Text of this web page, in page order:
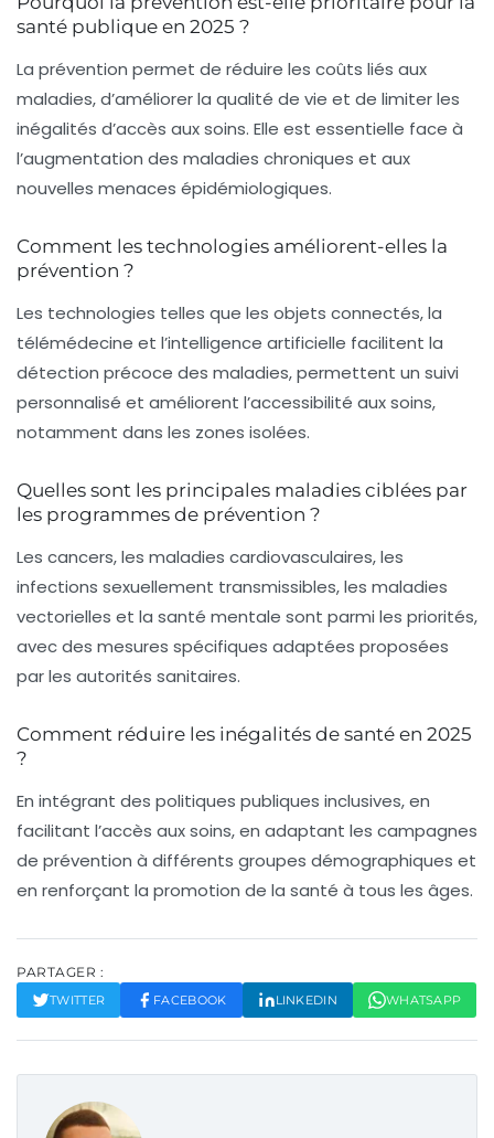
santé publique en 2025 ?
La prévention permet de réduire les coûts liés aux
maladies, d’améliorer la qualité de vie et de limiter les
inégalités d’accès aux soins. Elle est essentielle face à
l’augmentation des maladies chroniques et aux
nouvelles menaces épidémiologiques.
Comment les technologies améliorent-elles la
prévention ?
Les technologies telles que les objets connectés, la
télémédecine et l’intelligence artificielle facilitent la
détection précoce des maladies, permettent un suivi
personnalisé et améliorent l’accessibilité aux soins,
notamment dans les zones isolées.
Quelles sont les principales maladies ciblées par
les programmes de prévention ?
Les cancers, les maladies cardiovasculaires, les
infections sexuellement transmissibles, les maladies
vectorielles et la santé mentale sont parmi les priorités,
avec des mesures spécifiques adaptées proposées
par les autorités sanitaires.
Comment réduire les inégalités de santé en 2025
?
En intégrant des politiques publiques inclusives, en
facilitant l’accès aux soins, en adaptant les campagnes
de prévention à différents groupes démographiques et
en renforçant la promotion de la santé à tous les âges.
PARTAGER :
TWITTER FACEBOOK LINKEDIN WHATSAPP